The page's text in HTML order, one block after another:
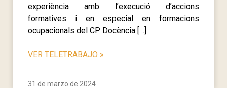
experiència amb l’execució d’accions
formatives i en especial en formacions
ocupacionals del CP Docència […]
VER TELETRABAJO »
31 de marzo de 2024